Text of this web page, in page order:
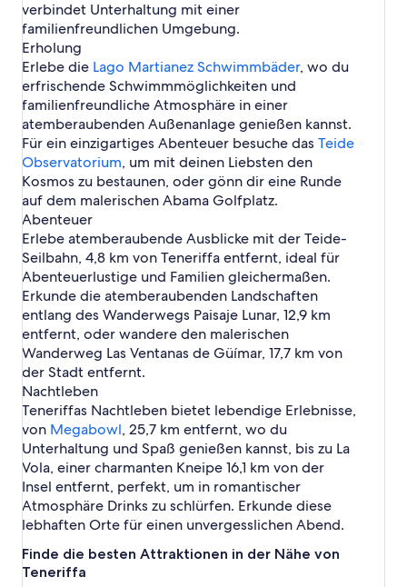
verbindet Unterhaltung mit einer
familienfreundlichen Umgebung.
Erholung
Erlebe die Lago Martianez Schwimmbäder, wo du
erfrischende Schwimmmöglichkeiten und
familienfreundliche Atmosphäre in einer
atemberaubenden Außenanlage genießen kannst.
Für ein einzigartiges Abenteuer besuche das Teide
Observatorium, um mit deinen Liebsten den
Kosmos zu bestaunen, oder gönn dir eine Runde
auf dem malerischen Abama Golfplatz.
Abenteuer
Erlebe atemberaubende Ausblicke mit der Teide-
Seilbahn, 4,8 km von Teneriffa entfernt, ideal für
Abenteuerlustige und Familien gleichermaßen.
Erkunde die atemberaubenden Landschaften
entlang des Wanderwegs Paisaje Lunar, 12,9 km
entfernt, oder wandere den malerischen
Wanderweg Las Ventanas de Güímar, 17,7 km von
der Stadt entfernt.
Nachtleben
Teneriffas Nachtleben bietet lebendige Erlebnisse,
von Megabowl, 25,7 km entfernt, wo du
Unterhaltung und Spaß genießen kannst, bis zu La
Vola, einer charmanten Kneipe 16,1 km von der
Insel entfernt, perfekt, um in romantischer
Atmosphäre Drinks zu schlürfen. Erkunde diese
lebhaften Orte für einen unvergesslichen Abend.
Finde die besten Attraktionen in der Nähe von
Teneriffa